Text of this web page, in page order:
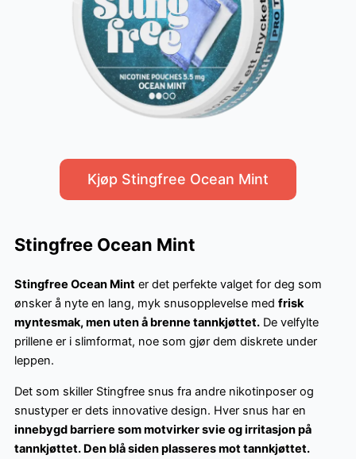
Kjøp Stingfree Ocean Mint
Stingfree Ocean Mint
Stingfree Ocean Mint er det perfekte valget for deg som
ønsker å nyte en lang, myk snusopplevelse med frisk
myntesmak, men uten å brenne tannkjøttet. De velfylte
prillene er i slimformat, noe som gjør dem diskrete under
leppen.
Det som skiller Stingfree snus fra andre nikotinposer og
snustyper er dets innovative design. Hver snus har en
innebygd barriere som motvirker svie og irritasjon på
tannkjøttet. Den blå siden plasseres mot tannkjøttet.